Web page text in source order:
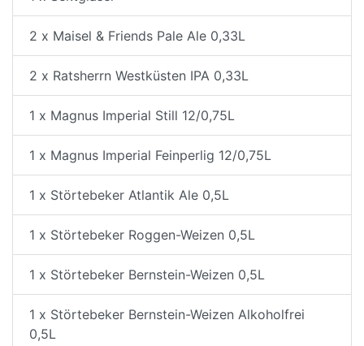
2 x Maisel & Friends Pale Ale 0,33L
2 x Ratsherrn Westküsten IPA 0,33L
1 x Magnus Imperial Still 12/0,75L
1 x Magnus Imperial Feinperlig 12/0,75L
1 x Störtebeker Atlantik Ale 0,5L
1 x Störtebeker Roggen-Weizen 0,5L
1 x Störtebeker Bernstein-Weizen 0,5L
1 x Störtebeker Bernstein-Weizen Alkoholfrei
0,5L